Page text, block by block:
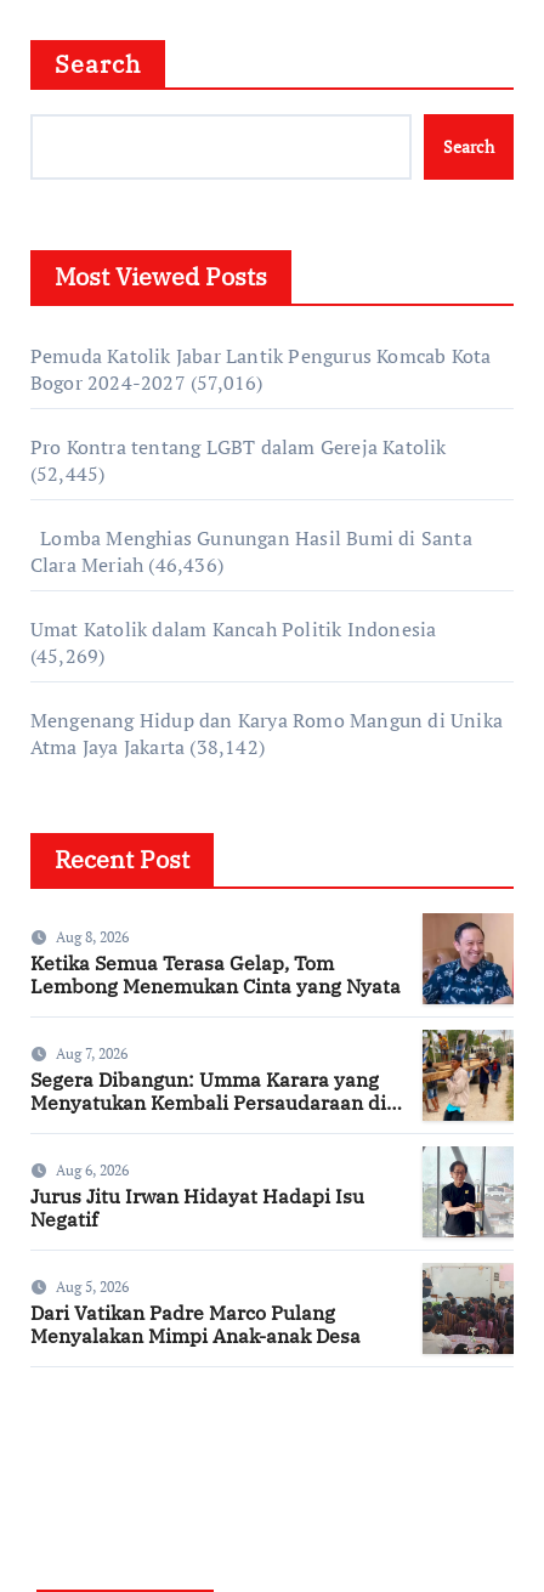
Search
Search
Most Viewed Posts
Pemuda Katolik Jabar Lantik Pengurus Komcab Kota
Bogor 2024-2027 (57,016)
Pro Kontra tentang LGBT dalam Gereja Katolik
(52,445)
Lomba Menghias Gunungan Hasil Bumi di Santa
Clara Meriah (46,436)
Umat Katolik dalam Kancah Politik Indonesia
(45,269)
Mengenang Hidup dan Karya Romo Mangun di Unika
Atma Jaya Jakarta (38,142)
Recent Post
Aug 8, 2026
Ketika Semua Terasa Gelap, Tom
Lembong Menemukan Cinta yang Nyata
Aug 7, 2026
Segera Dibangun: Umma Karara yang
Menyatukan Kembali Persaudaraan di
Aug 6, 2026
Jurus Jitu Irwan Hidayat Hadapi Isu
Negatif
Aug 5, 2026
Dari Vatikan Padre Marco Pulang
Menyalakan Mimpi Anak-anak Desa